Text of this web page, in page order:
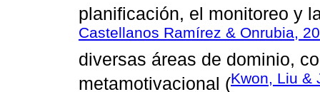
planificación, el monitoreo y
Castellanos Ramírez & Onrubia,
diversas áreas de dominio,
metamotivacional (Kwon, Liu &